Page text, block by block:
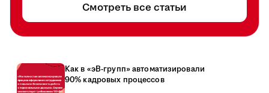
Смотреть все статьи
Как в «эВ-групп» автоматизировали
90% кадровых процессов